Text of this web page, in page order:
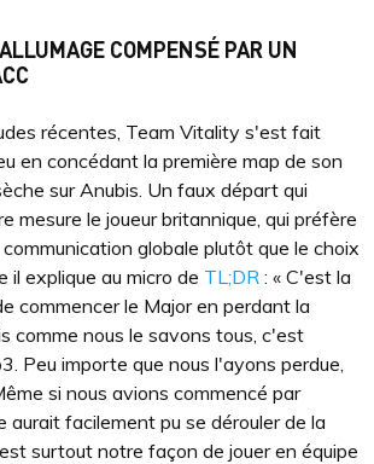
COMPENSÉ PAR UN
récentes, Team Vitality s'est fait
en concédant la première map de son
sur Anubis. Un faux départ qui
mesure le joueur britannique, qui préfère
globale plutôt que le choix
il explique au micro de TL;DR : « C'est la
commencer le Major en perdant la
comme nous le savons tous, c'est
Peu importe que nous l'ayons perdue,
si nous avions commencé par
aurait facilement pu se dérouler de la
surtout notre façon de jouer en équipe